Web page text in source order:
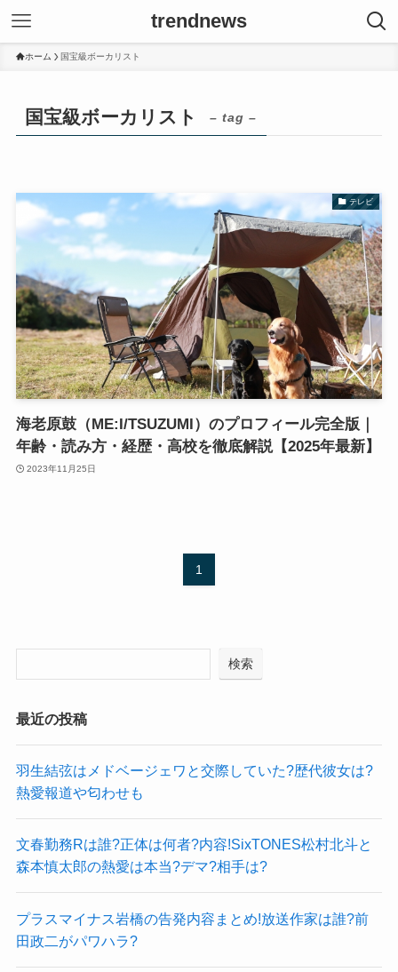
trendnews
ホーム 国宝級ボーカリスト
国宝級ボーカリスト – tag –
テレビ
海老原鼓（ME:I/TSUZUMI）のプロフィール完全版｜
年齢・読み方・経歴・高校を徹底解説【2025年最新】
2023年11月25日
1
検索
最近の投稿
羽生結弦はメドベージェワと交際していた?歴代彼女は?
熱愛報道や匂わせも
文春勤務Rは誰?正体は何者?内容!SixTONES松村北斗と
森本慎太郎の熱愛は本当?デマ?相手は?
プラスマイナス岩橋の告発内容まとめ!放送作家は誰?前
田政二がパワハラ?